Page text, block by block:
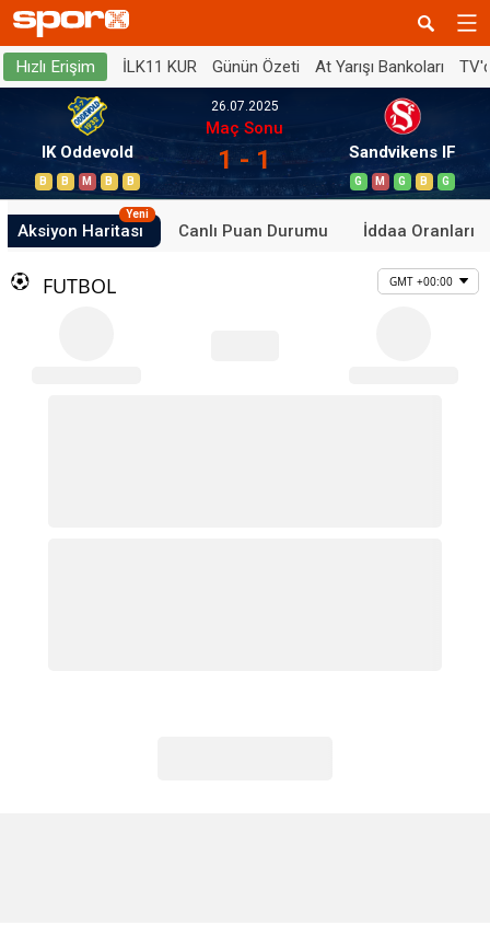
Hızlı Erişim İLK11 KUR Günün Özeti At Yarışı Bankoları
IK Oddevold
B B M B B
26.07.2025
Maç Sonu
1 - 1 Sandvikens IF
G M G B G
Aksiyon Haritası
Yeni
Canlı Puan Durumu İddaa Oranları
FUTBOL GMT +00:00